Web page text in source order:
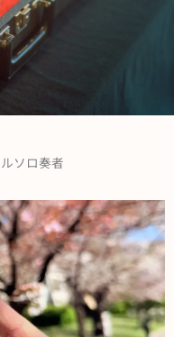
ソロ奏者